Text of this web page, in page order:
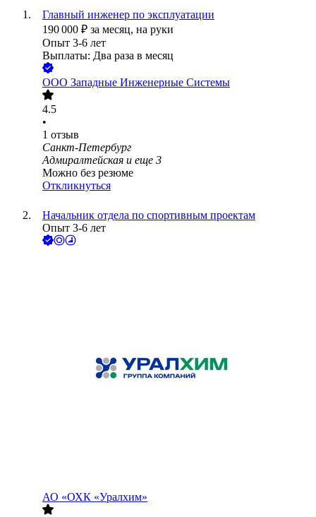
Главный инженер по эксплуатации
190 000 ₽ за месяц, на руки
Опыт 3-6 лет
Выплаты: Два раза в месяц
ООО Западные Инженерные Системы
4.5
•
1 отзыв
Санкт-Петербург
Адмиралтейская и еще 3
Можно без резюме
Откликнуться
Начальник отдела по спортивным проектам
Опыт 3-6 лет
АО «ОХК «Уралхим»